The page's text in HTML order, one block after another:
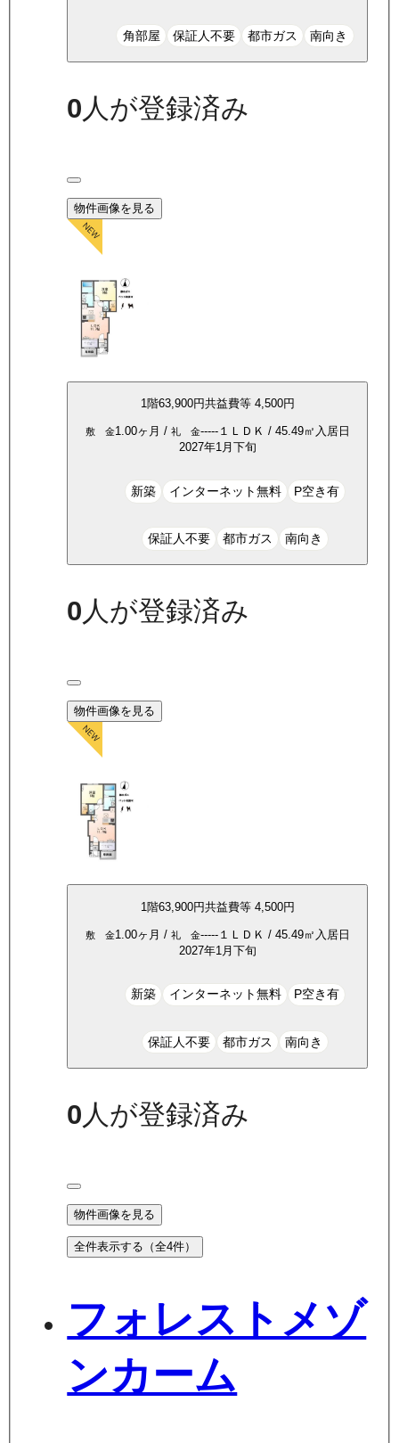
角部屋 保証人不要 都市ガス 南向き
0 人が登録済み
物件画像を見る
1階63,900円共益費等 4,500円
敷 金1.00ヶ月 / 礼 金-----１ＬＤＫ / 45.49㎡ 入居日
2027年1月下旬
新築 インターネット無料 P空き有
保証人不要 都市ガス 南向き
0人が登録済み
物件画像を見る
1階63,900円共益費等 4,500円
敷 金1.00ヶ月 / 礼 金-----１ＬＤＫ / 45.49㎡ 入居日
2027年1月下旬
新築 インターネット無料 P空き有
保証人不要 都市ガス 南向き
0 人が登録済み
物件画像を見る
全件表示する（全4件）
フォレストメゾ
ンカーム